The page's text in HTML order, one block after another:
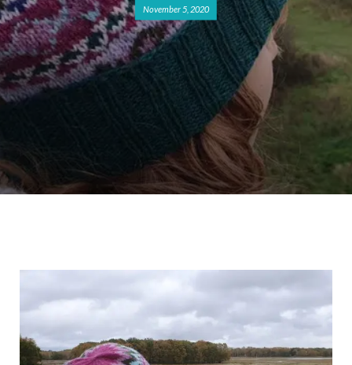
November 5, 2020